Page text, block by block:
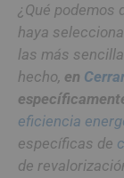
¿Qué podemos
haya
las más
hecho, en
eficiencia
específicas de
de